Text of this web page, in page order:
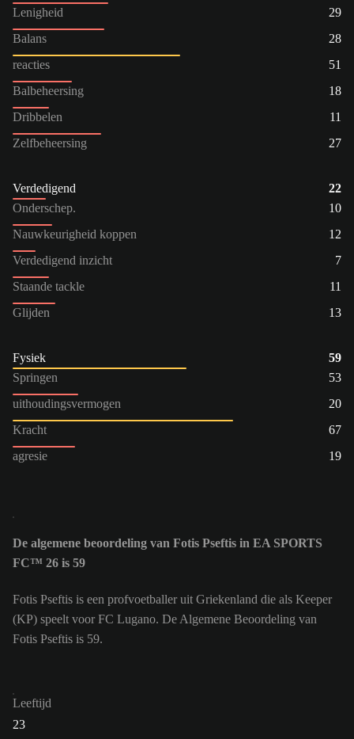
Lenigheid
29
Balans
28
reacties
51
Balbeheersing
18
Dribbelen
11
Zelfbeheersing
27
Verdedigend
22
Onderschep.
10
Nauwkeurigheid koppen
12
Verdedigend inzicht
7
Staande tackle
11
Glijden
13
Fysiek
59
Springen
53
uithoudingsvermogen
20
Kracht
67
agresie
19
De algemene beoordeling van Fotis Pseftis in EA SPORTS
FC™ 26 is 59
Fotis Pseftis is een profvoetballer uit Griekenland die als Keeper
(KP) speelt voor FC Lugano. De Algemene Beoordeling van
Fotis Pseftis is 59.
Leeftijd
23